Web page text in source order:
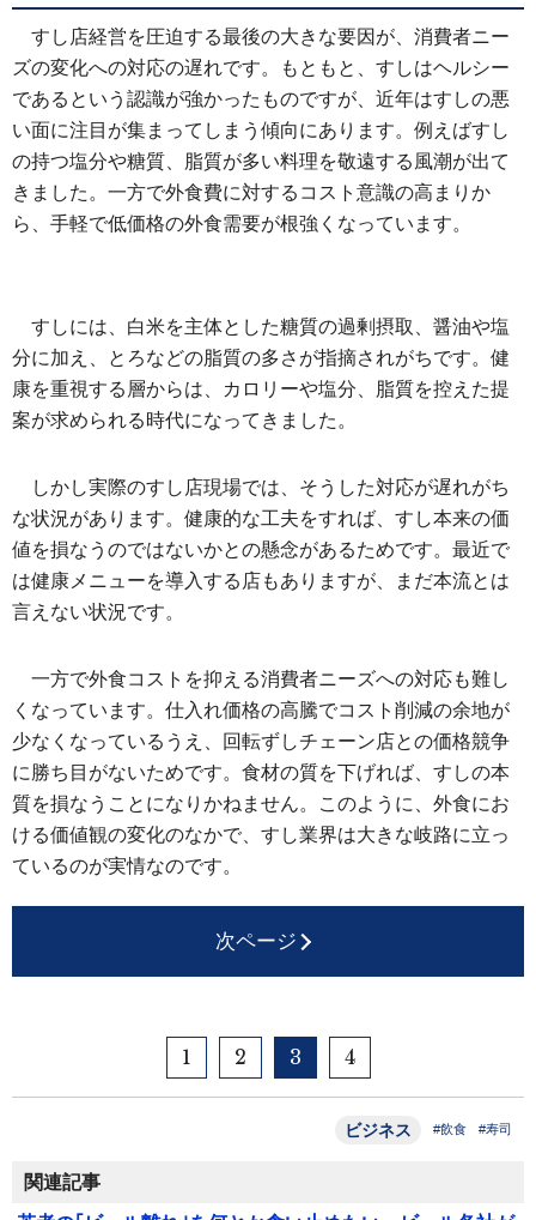
すし店経営を圧迫する最後の大きな要因が、消費者ニー
ズの変化への対応の遅れです。もともと、すしはヘルシー
であるという認識が強かったものですが、近年はすしの悪
い面に注目が集まってしまう傾向にあります。例えばすし
の持つ塩分や糖質、脂質が多い料理を敬遠する風潮が出て
きました。一方で外食費に対するコスト意識の高まりか
ら、手軽で低価格の外食需要が根強くなっています。
すしには、白米を主体とした糖質の過剰摂取、醤油や塩
分に加え、とろなどの脂質の多さが指摘されがちです。健
康を重視する層からは、カロリーや塩分、脂質を控えた提
案が求められる時代になってきました。
しかし実際のすし店現場では、そうした対応が遅れがち
な状況があります。健康的な工夫をすれば、すし本来の価
値を損なうのではないかとの懸念があるためです。最近で
は健康メニューを導入する店もありますが、まだ本流とは
言えない状況です。
一方で外食コストを抑える消費者ニーズへの対応も難し
くなっています。仕入れ価格の高騰でコスト削減の余地が
少なくなっているうえ、回転ずしチェーン店との価格競争
に勝ち目がないためです。食材の質を下げれば、すしの本
質を損なうことになりかねません。このように、外食にお
ける価値観の変化のなかで、すし業界は大きな岐路に立っ
ているのが実情なのです。
次ページ
1 2 3 4
ビジネス #飲食 #寿司
関連記事